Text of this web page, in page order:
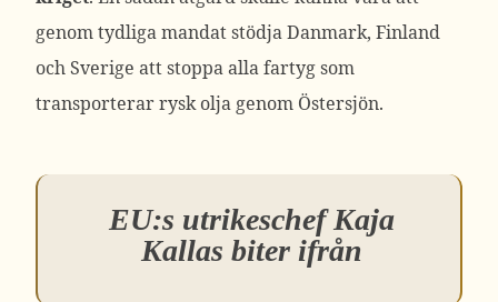
genom tydliga mandat stödja Danmark, Finland
och Sverige att stoppa alla fartyg som
transporterar rysk olja genom Östersjön.
EU:s utrikeschef Kaja
Kallas biter ifrån